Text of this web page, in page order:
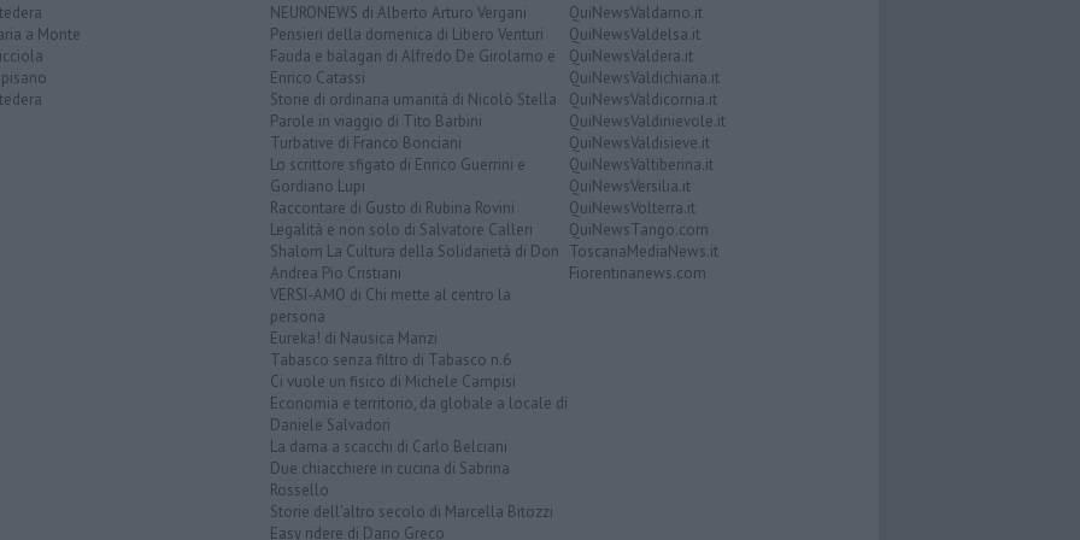
a Monte
NEURONEWS di Alberto Arturo Vergani
Pensieri della domenica di Libero Venturi
Fauda e balagan di Alfredo De Girolamo e
Enrico Catassi
Storie di ordinaria umanità di Nicolò Stella
Parole in viaggio di Tito Barbini
Turbative di Franco Bonciani
Lo scrittore sfigato di Enrico Guerrini e
Gordiano Lupi
Raccontare di Gusto di Rubina Rovini
Legalità e non solo di Salvatore Calleri
Shalom La Cultura della Solidarietà di Don
Andrea Pio Cristiani
VERSI-AMO di Chi mette al centro la
persona
Eureka! di Nausica Manzi
Tabasco senza filtro di Tabasco n.6
Ci vuole un fisico di Michele Campisi
Economia e territorio, da globale a locale di
Daniele Salvadori
La dama a scacchi di Carlo Belciani
Due chiacchiere in cucina di Sabrina
Rossello
Storie dell'altro secolo di Marcella Bitozzi
Easy ridere di Dario Greco
QuiNewsValdarno.it
QuiNewsValdelsa.it
QuiNewsValdera.it
QuiNewsValdichiana.it
QuiNewsValdicornia.it
QuiNewsValdinievole.it
QuiNewsValdisieve.it
QuiNewsValtiberina.it
QuiNewsVersilia.it
QuiNewsVolterra.it
QuiNewsTango.com
ToscanaMediaNews.it
Fiorentinanews.com